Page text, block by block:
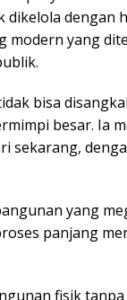
dikelola dengan
modern yang
bisa
besar. Ia
sekarang,
yang
panjang
fisik